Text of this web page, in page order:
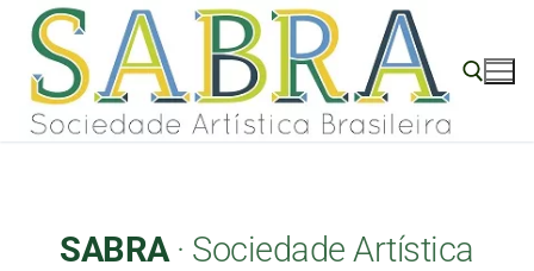
conteúdo
SABRA · Sociedade Artística